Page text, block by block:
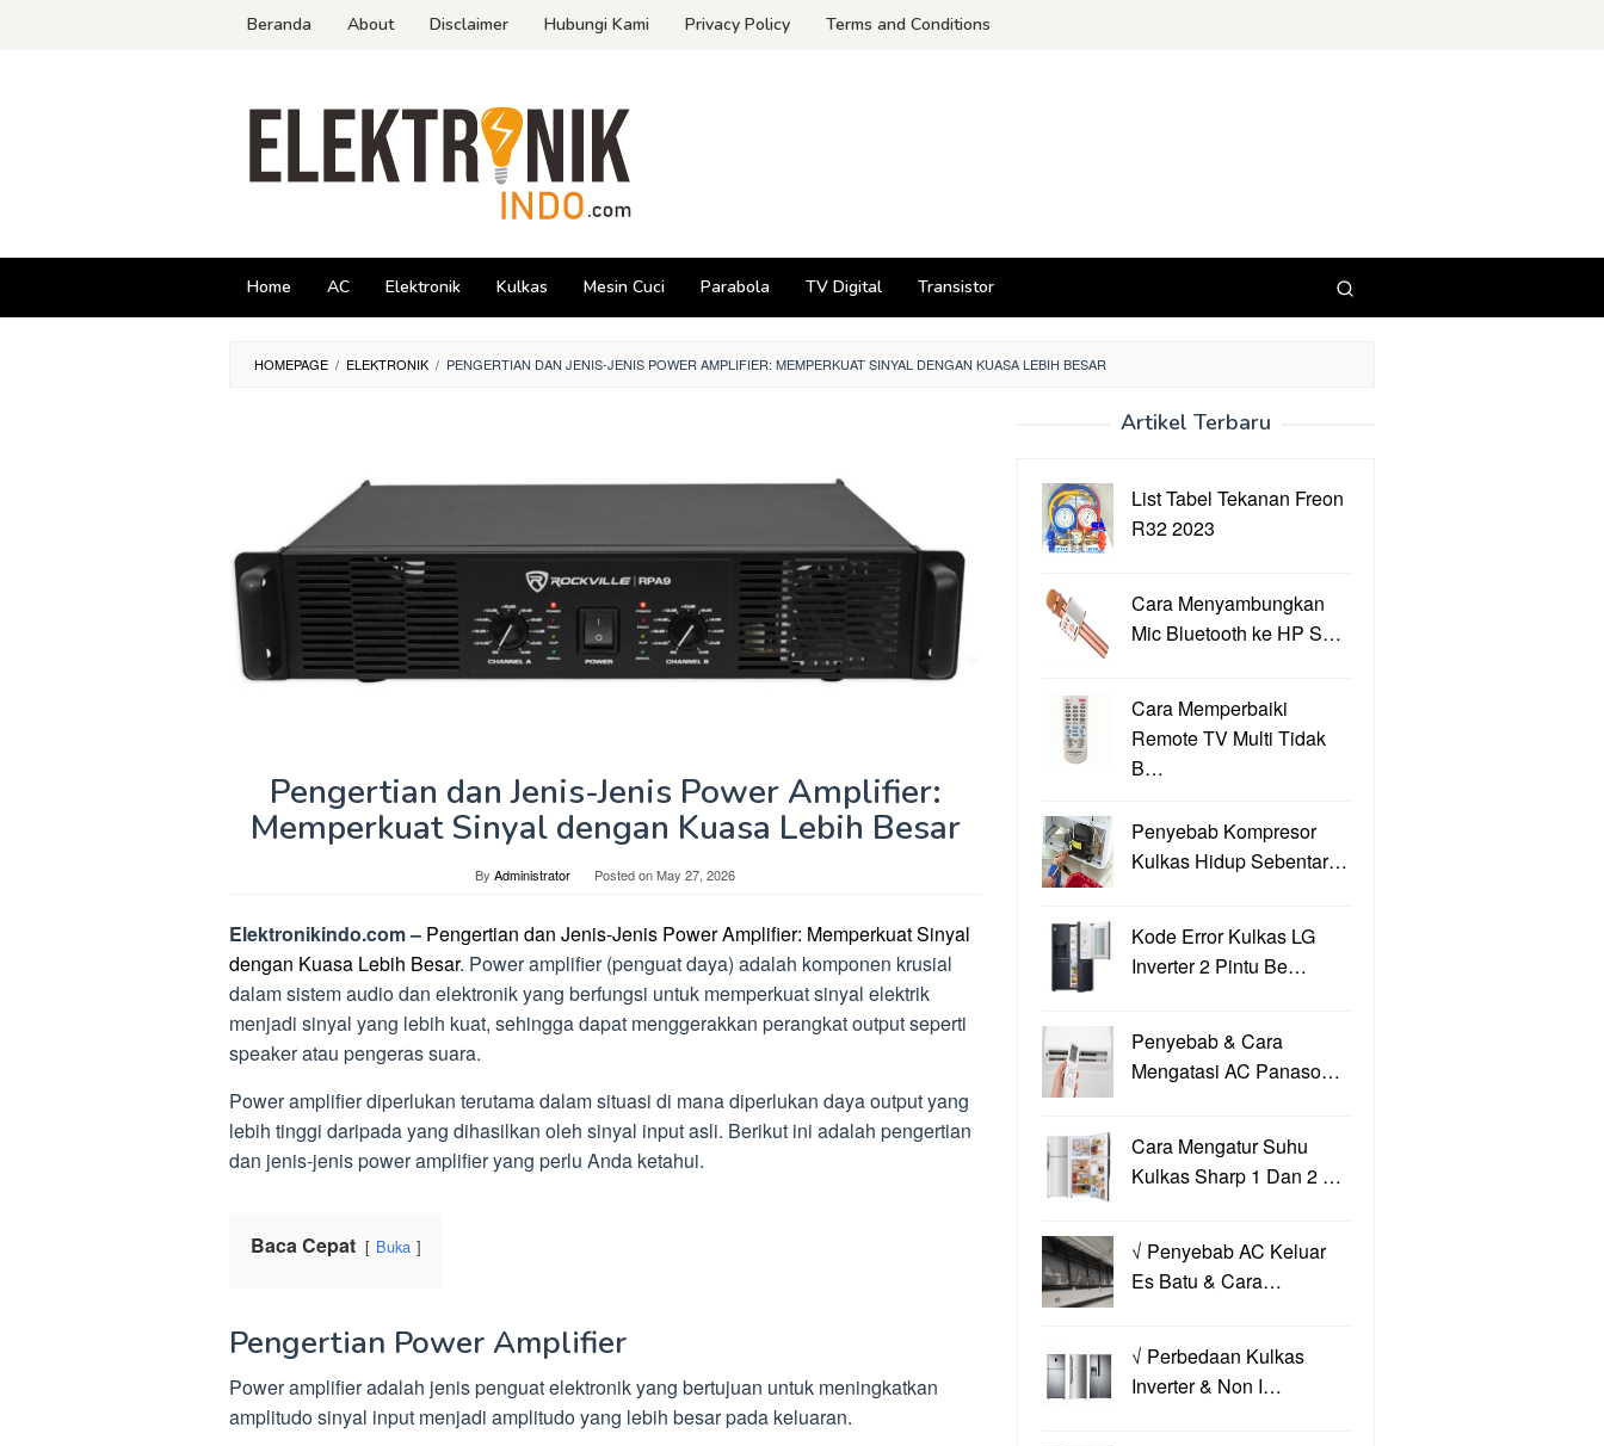
Beranda About Disclaimer Hubungi Kami Privacy Policy Terms and Conditions
Home AC Elektronik Kulkas Mesin Cuci Parabola TV Digital Transistor
HOMEPAGE / ELEKTRONIK / PENGERTIAN DAN JENIS-JENIS POWER AMPLIFIER: MEMPERKUAT SINYAL DENGAN KUASA LEBIH BESAR
Pengertian dan Jenis-Jenis Power Amplifier:
Memperkuat Sinyal dengan Kuasa Lebih Besar
By Administrator Posted onMay 27, 2026
Elektronikindo.com – Pengertian dan Jenis-Jenis Power Amplifier: Memperkuat Sinyal
dengan Kuasa Lebih Besar. Power amplifier (penguat daya) adalah komponen krusial
dalam sistem audio dan elektronik yang berfungsi untuk memperkuat sinyal elektrik
menjadi sinyal yang lebih kuat, sehingga dapat menggerakkan perangkat output seperti
speaker atau pengeras suara.
Power amplifier diperlukan terutama dalam situasi di mana diperlukan daya output yang
lebih tinggi daripada yang dihasilkan oleh sinyal input asli. Berikut ini adalah pengertian
dan jenis-jenis power amplifier yang perlu Anda ketahui.
Baca Cepat Buka
Pengertian Power Amplifier
Power amplifier adalah jenis penguat elektronik yang bertujuan untuk meningkatkan
amplitudo sinyal input menjadi amplitudo yang lebih besar pada keluaran.
Artikel Terbaru
List Tabel Tekanan Freon
R32 2023
Cara Menyambungkan
Mic Bluetooth ke HP S…
Cara Memperbaiki
Remote TV Multi Tidak
B…
Penyebab Kompresor
Kulkas Hidup Sebentar…
Kode Error Kulkas LG
Inverter 2 Pintu Be…
Penyebab & Cara
Mengatasi AC Panaso…
Cara Mengatur Suhu
Kulkas Sharp 1 Dan 2 …
√ Penyebab AC Keluar
Es Batu & Cara…
√ Perbedaan Kulkas
Inverter & Non I…